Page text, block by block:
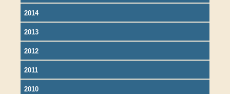
2014
2013
2012
2011
2010